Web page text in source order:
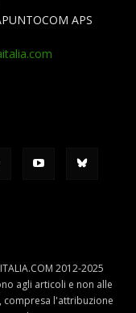
APS
2012-2025
agli articoli e non alle
compresa l'attribuzione